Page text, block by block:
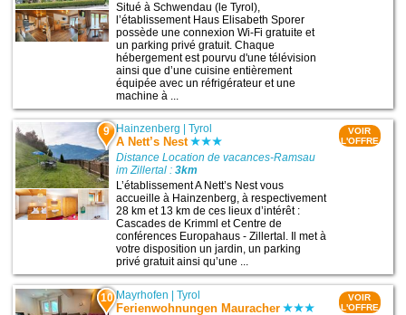
Situé à Schwendau (le Tyrol),
l’établissement Haus Elisabeth Sporer
possède une connexion Wi-Fi gratuite et
un parking privé gratuit. Chaque
hébergement est pourvu d'une télévision
ainsi que d’une cuisine entièrement
équipée avec un réfrigérateur et une
machine à ...
9 Hainzenberg |Tyrol
A Nett’s Nest
Distance Location de vacances-Ramsau
im Zillertal :3km
L’établissement A Nett’s Nest vous
accueille à Hainzenberg, à respectivement
28 km et 13 km de ces lieux d’intérêt :
Cascades de Krimml et Centre de
conférences Europahaus - Zillertal. Il met à
votre disposition un jardin, un parking
privé gratuit ainsi qu’une ...
VOIR
L'OFFRE
10 Mayrhofen |Tyrol
Ferienwohnungen Mauracher
VOIR
L'OFFRE